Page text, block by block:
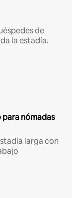
de
la estadía.
para nómadas
larga con